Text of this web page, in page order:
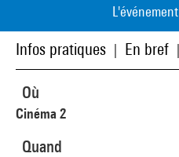
Infos pratiques En bref
Où
Cinéma 2
Quand